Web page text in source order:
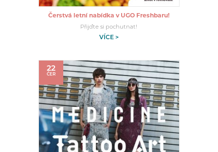
Čerstvá letní nabídka v UGO Freshbaru!
Přijďte si pochutnat!
VÍCE >
22
ČER